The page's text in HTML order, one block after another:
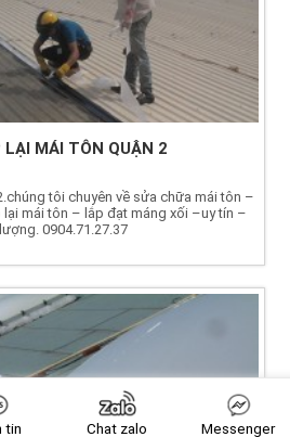
LẠI MÁI TÔN QUẬN 2
tôi chuyên về sửa chữa mái tôn –
mái tôn – lắp đạt máng xối –uy tín –
0904.71.27.37
tin Chat zalo Messenger